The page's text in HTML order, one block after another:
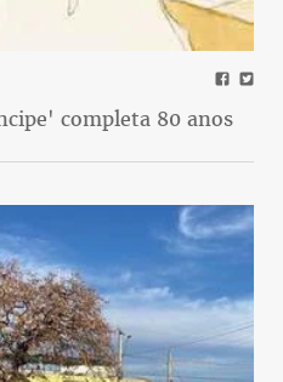
completa 80 anos